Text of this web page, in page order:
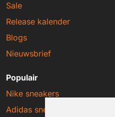
Sale
Release kalender
Blogs
Nieuwsbrief
Populair
Nike sneakers
Adidas sneakers